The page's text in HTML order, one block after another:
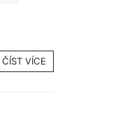
ČÍST VÍCE